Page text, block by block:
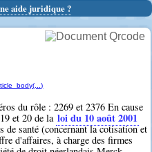
aide juridique ?
du rôle : 2269 et 2376 En cause
et 20 de la loi du 10 août 2001
de santé (concernant la cotisation et
d'affaires, à charge des firmes